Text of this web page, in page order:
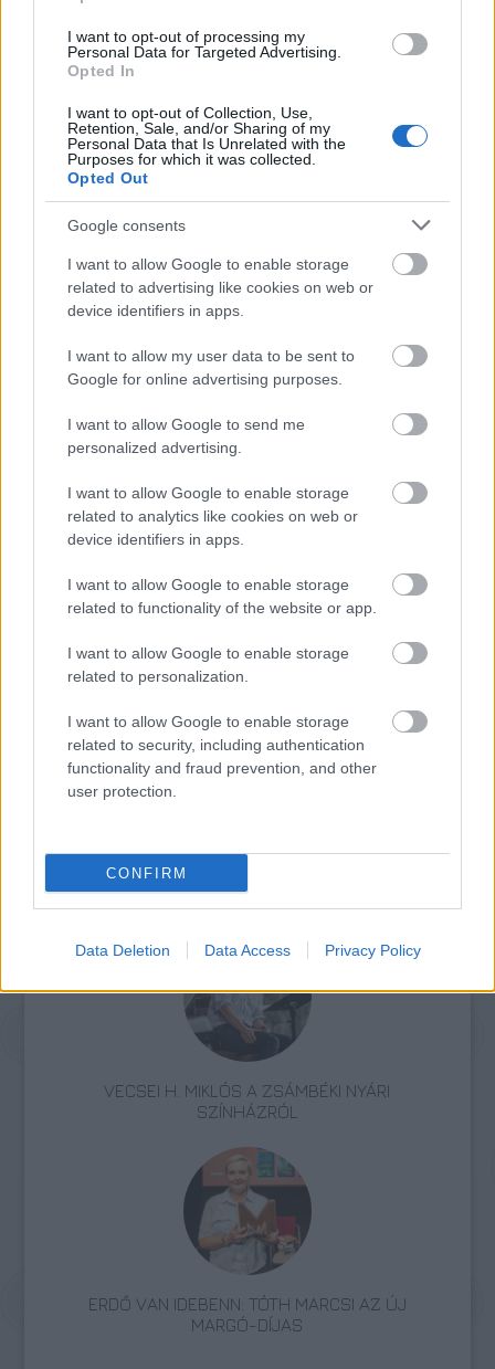
I want to opt-out of processing my
Personal Data for Targeted Advertising.
Opted In
I want to opt-out of Collection, Use,
Retention, Sale, and/or Sharing of my
Personal Data that Is Unrelated with the
Purposes for which it was collected.
Opted Out
Google consents
I want to allow Google to enable storage
related to advertising like cookies on web or
device identifiers in apps.
I want to allow my user data to be sent to
Google for online advertising purposes.
I want to allow Google to send me
personalized advertising.
I want to allow Google to enable storage
related to analytics like cookies on web or
device identifiers in apps.
I want to allow Google to enable storage
related to functionality of the website or app.
I want to allow Google to enable storage
related to personalization.
I want to allow Google to enable storage
related to security, including authentication
functionality and fraud prevention, and other
user protection.
CONFIRM
Data Deletion Data Access Privacy Policy
Kávézójában, VergődésIsten tenyerén címmel.
koszorúzási ünnepségét aJózsef Attila Klub és
Terézváros Önkormányzataa költő Liszt Ferenc
téri szobránál. Az eseményen beszédet mond
Kertész ÁkosKossuth-díjas író; közreműködik
Keres Emil Kossuth-díjas színművész és a
A koszorúzást követően azEötvös utcai József
ban mutatja be 12 órakor a
100összművészeti pályázat reprezentatív
albumát Baranyi Ferenc Kossuth-díjas költő,
művészettörténész és Kanyó Béla
fotóművész.
A költészet napját József Attila
születésnapjára emlékezve 1964 óta minden
évben április 11-én ünneplik
Magyarországon
AZ EMBERSÉG ÜNNEPE
VECSEI H. MIKLÓS A ZSÁMBÉKI NYÁRI
SZÍNHÁZRÓL
ERDŐ VAN IDEBENN: TÓTH MARCSI AZ ÚJ
MARGÓ-DÍJAS